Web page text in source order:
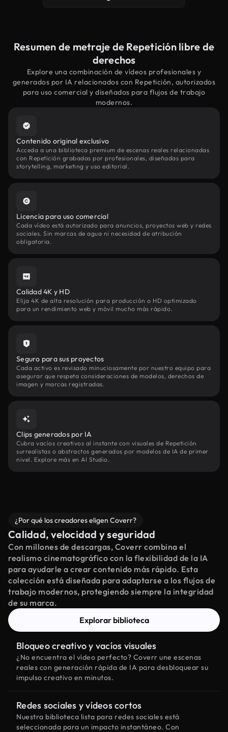
Resumen de metraje de Repetición libre de
derechos
Explore una combinación de vídeos profesionales y
generados por IA relacionados con Repetición, autorizados
para uso comercial y diseñados para flujos de trabajo
modernos.
Contenido original exclusivo
Acceda a una biblioteca premium de escenas reales relacionadas
con Repetición grabadas por profesionales, diseñadas para
storytelling, marketing y uso editorial.
Licencia para uso comercial
Cada vídeo está autorizado para anuncios, proyectos web y redes
sociales. Sin marcas de agua ni necesidad de atribución
obligatoria.
Calidad 4K y HD
Elija 4K de alta resolución para producción o HD optimizado
para un rendimiento web y móvil mucho más rápido.
Seguro para sus proyectos
Cada activo es revisado minuciosamente por nuestro equipo para
asegurar que respeta consideraciones de modelos, derechos de
imagen y marcas registradas.
Clips generados por IA
Cubra vacíos creativos al instante con visuales de Repetición
surrealistas o abstractos generados por modelos de IA de primer
nivel. Explore más en AI Studio.
¿Por qué los creadores eligen Coverr?
Calidad, velocidad y seguridad
Con millones de descargas, Coverr combina el
realismo cinematográfico con la flexibilidad de la IA
para ayudarle a crear contenido más rápido. Esta
colección está diseñada para adaptarse a los flujos de
trabajo modernos, protegiendo siempre la integridad
de su marca.
Explorar biblioteca
Bloqueo creativo y vacíos visuales
¿No encuentra el vídeo perfecto? Coverr une escenas
reales con generación rápida de IA para desbloquear su
impulso creativo en minutos.
Redes sociales y vídeos cortos
Nuestra biblioteca lista para redes sociales está
seleccionada para un impacto instantáneo. Con